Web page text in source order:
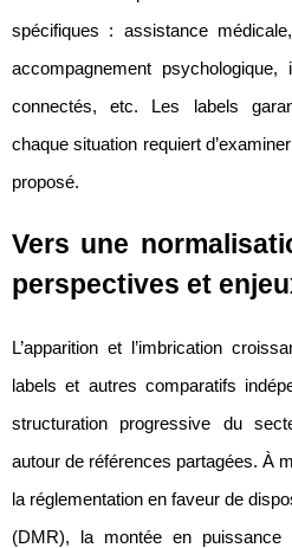
spécifiques : assistance
accompagnement psychologique,
connectés, etc. Les labels
chaque situation requiert
proposé.
Vers une
perspectives et
L’apparition et l’imbrication
labels et autres comparatifs
structuration progressive du
autour de références partagées. À
la réglementation en faveur de
(DMR), la montée en puissance